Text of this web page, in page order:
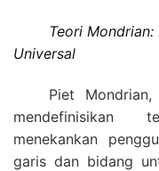
Teori
Universal
Piet
mendefinisikan
menekankan
garis dan bidang